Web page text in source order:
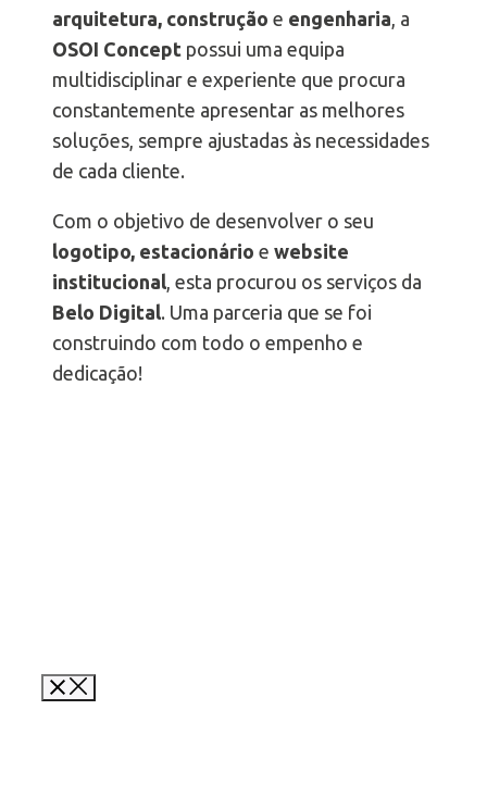
arquitetura, construção e engenharia , a
OSOI Concept possui uma equipa
multidisciplinar e experiente que procura
constantemente apresentar as melhores
soluções, sempre ajustadas às necessidades
de cada cliente.
Com o objetivo de desenvolver o seu
logotipo, estacionário e website
institucional , esta procurou os serviços da
Belo Digital. Uma parceria que se foi
construindo com todo o empenho e
dedicação!